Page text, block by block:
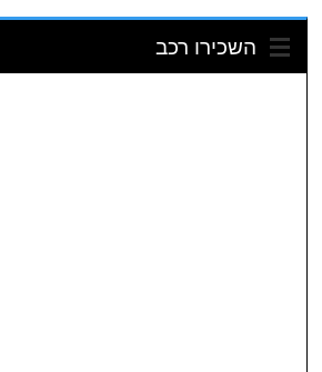
השכירו רכב